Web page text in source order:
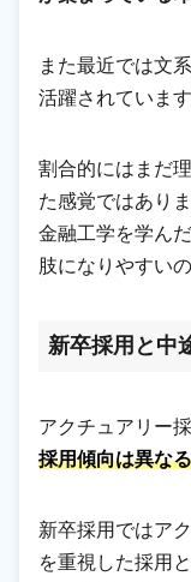
また最近では文
活躍されています
割合的にはまだ
た感覚ではあり
金融工学を学ん
肢になりやすい
新卒採用と中
アクチュアリー
採用傾向は異なる
新卒採用ではア
を重視した採用